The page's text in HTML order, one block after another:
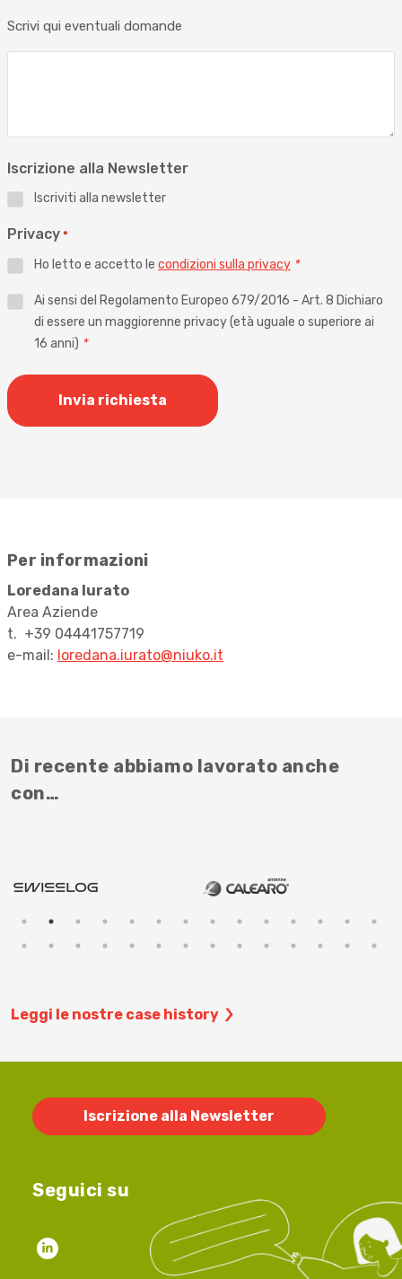
Scrivi qui eventuali domande
Iscrizione alla Newsletter
Iscriviti alla newsletter
Privacy *
Ho letto e accetto le condizioni sulla privacy *
PrivacyAi sensi del Regolamento Europeo 679/2016 - Art. 8 Dichiaro
di essere un maggiorenne privacy (età uguale o superiore ai
16 anni) *
Per informazioni
Loredana Iurato
Area Aziende
t. +39 04441757719
e-mail: loredana.iurato@niuko.it
Di recente abbiamo lavorato anche
con…
Leggi le nostre case history
Iscrizione alla Newsletter
Seguici su